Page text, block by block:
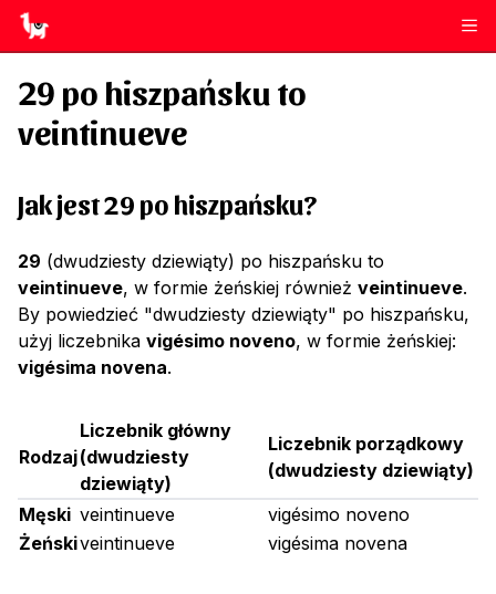
29 po hiszpańsku to
veintinueve
Jak jest 29 po hiszpańsku?
29 (dwudziesty dziewiąty) po hiszpańsku to
veintinueve, w formie żeńskiej również veintinueve.
By powiedzieć "dwudziesty dziewiąty" po hiszpańsku,
użyj liczebnika vigésimo noveno, w formie żeńskiej:
vigésima novena.
Rodzaj
Liczebnik główny
(dwudziesty
dziewiąty)
Liczebnik porządkowy
(dwudziesty dziewiąty)
Męski veintinueve
vigésimo noveno
Żeńskiveintinueve vigésima novena